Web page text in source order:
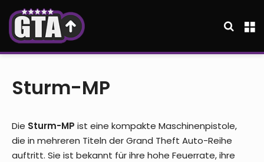
Sturm-MP
Die Sturm-MP ist eine kompakte Maschinenpistole,
die in mehreren Titeln der Grand Theft Auto-Reihe
auftritt. Sie ist bekannt für ihre hohe Feuerrate, ihre